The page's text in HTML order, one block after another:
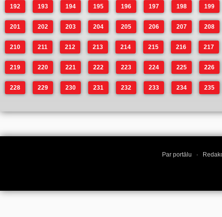
192 193 194 195 196 197 198 199
201 202 203 204 205 206 207 208
210 211 212 213 214 215 216 217
219 220 221 222 223 224 225 226
228 229 230 231 232 233 234 235
Par portālu ·